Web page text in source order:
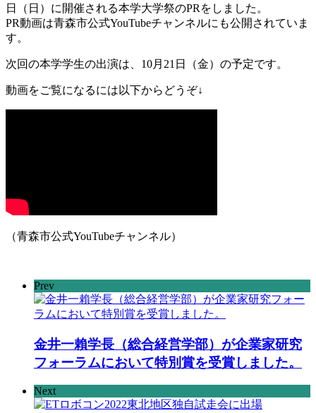
日（日）に開催される本学大学祭のPRをしました。
PR動画は青森市公式YouTubeチャンネルにも公開されていま
す。
次回の本学学生の出演は、10月21日（金）の予定です。
動画をご覧になるには以下からどうぞ↓
（青森市公式YouTubeチャンネル）
Prev
金井一賴学長（総合経営学部）が企業家研究
フォーラムにおいて特別賞を受賞しました。
Next